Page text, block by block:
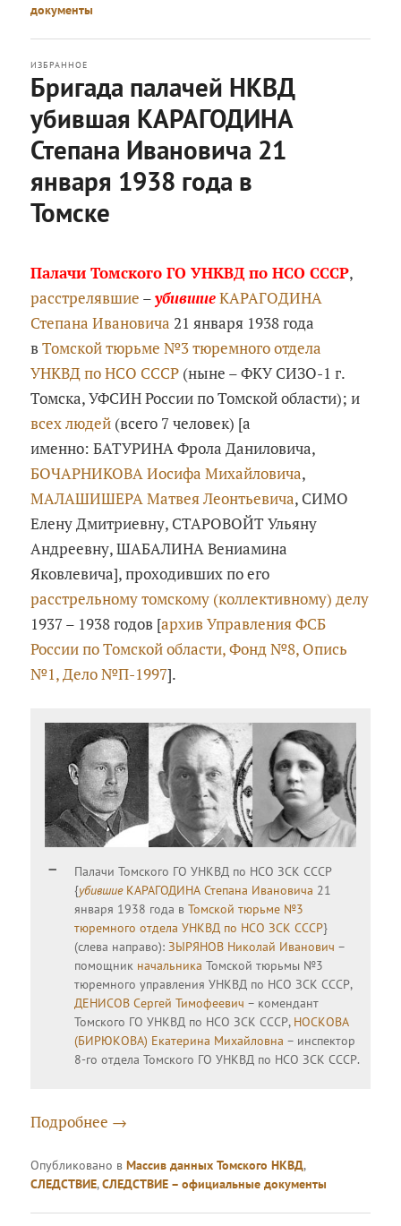
документы
Бригада палачей НКВД
убившая КАРАГОДИНА
Степана Ивановича 21
января 1938 года в
Томске
ИЗБРАННОЕ
18:31
Палачи Томского ГО УНКВД по НСО СССР,
расстрелявшие –убившиеКАРАГОДИНА
Степана Ивановича 21 января 1938 года
вТомской тюрьме №3 тюремного отдела
УНКВД по НСО СССР (ныне – ФКУ СИЗО-1 г.
Томска, УФСИН России по Томской области); и
всех людей (всего 7 человек) [а
именно: БАТУРИНА Фрола Даниловича,
БОЧАРНИКОВА Иосифа Михайловича,
МАЛАШИШЕРА Матвея Леонтьевича, СИМО
Елену Дмитриевну, СТАРОВОЙТ Ульяну
Андреевну, ШАБАЛИНА Вениамина
Яковлевича], проходивших по его
расстрельному томскому (коллективному) делу
1937 – 1938 годов [архив Управления ФСБ
России по Томской области, Фонд №8, Опись
№1, Дело №П-1997].
Палачи Томского ГО УНКВД по НСО ЗСК СССР
{убившие КАРАГОДИНА Степана Ивановича 21
января 1938 года вТомской тюрьме №3
тюремного отдела УНКВД по НСО ЗСК СССР}
(слева направо):ЗЫРЯНОВ Николай Иванович –
помощник начальника Томской тюрьмы №3
тюремного управления УНКВД по НСО ЗСК СССР,
ДЕНИСОВ Сергей Тимофеевич – комендант
Томского ГО УНКВД по НСО ЗСК СССР, НОСКОВА
(БИРЮКОВА) Екатерина Михайловна – инспектор
8-го отдела Томского ГО УНКВД по НСО ЗСК СССР.
Подробнее →
Опубликовано в Массив данных Томского НКВД,
СЛЕДСТВИЕ,СЛЕДСТВИЕ – официальные документы